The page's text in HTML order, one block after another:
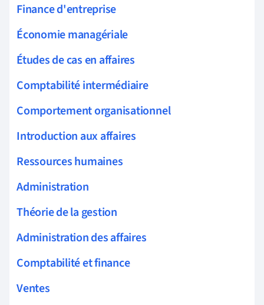
Finance d'entreprise
Économie managériale
Études de cas en affaires
Comptabilité intermédiaire
Comportement organisationnel
Introduction aux affaires
Ressources humaines
Administration
Théorie de la gestion
Administration des affaires
Comptabilité et finance
Ventes